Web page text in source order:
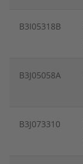
B3I05318B
B3J05058A
B3J073310